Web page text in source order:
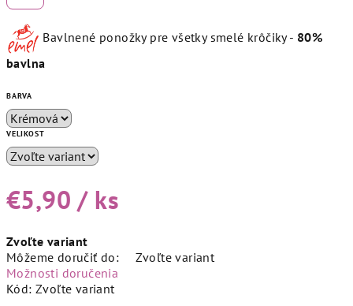
Bavlnené ponožky pre všetky smelé krôčiky - 80%
bavlna
BARVA
VELIKOST
€5,90/ ks
cena:
Zvoľte variant
Môžeme doručiť do:
Zvoľte variant
Možnosti doručenia
Kód: Zvoľte variant